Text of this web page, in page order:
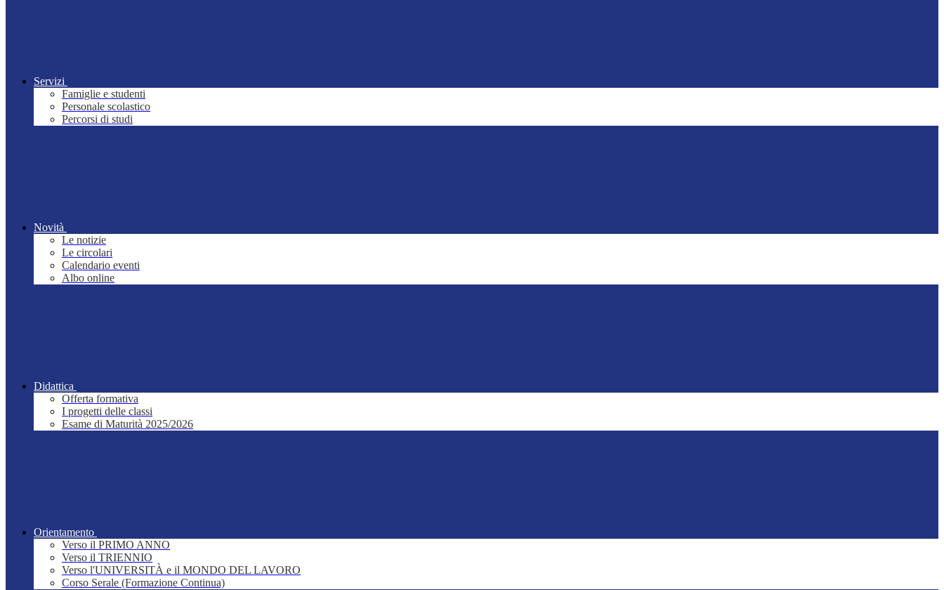
Servizi
Famiglie e studenti
Personale scolastico
Percorsi di studi
Novità
Le notizie
Le circolari
Calendario eventi
Albo online
Didattica
Offerta formativa
I progetti delle classi
Esame di Maturità 2025/2026
Orientamento
Verso il PRIMO ANNO
Verso il TRIENNIO
Verso l'UNIVERSITÀ e il MONDO DEL LAVORO
Corso Serale (Formazione Continua)